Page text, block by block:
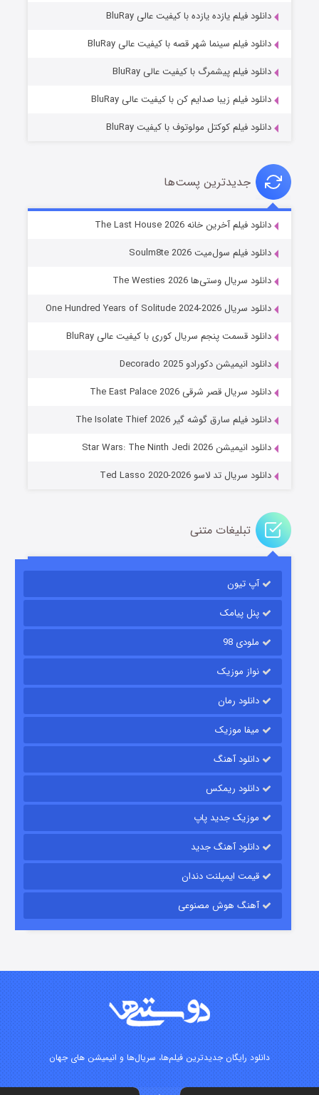
خاندان اژدها فصل ۳
جادوگری در مغولستان
قسمت۱۴ (زیرنویس) منتشر شد
رویایی برای تو
قسمت
قسمت۲ (دوبله) منتشر شد
دانلود فیلم یازده یازده با کیفیت عالی BluRay
دانلود فیلم سینما شهر قصه با کیفیت عالی BluRay
دانلود فیلم پیشمرگ با کیفیت عالی BluRay
دانلود فیلم زیبا صدایم کن با کیفیت عالی BluRay
دانلود فیلم کوکتل مولوتوف با کیفیت BluRay
جدیدترین پست‌ها
دانلود فیلم آخرین خانه The Last House 2026
دانلود فیلم سول‌میت Soulm8te 2026
دانلود سریال وستی‌ها The Westies 2026
دانلود سریال One Hundred Years of Solitude 2024-2026
دانلود قسمت پنجم سریال کوری با کیفیت عالی BluRay
دانلود انیمیشن دکورادو Decorado 2025
دانلود سریال قصر شرقی The East Palace 2026
دانلود فیلم سارق گوشه گیر The Isolate Thief 2026
دانلود انیمیشن Star Wars: The Ninth Jedi 2026
دانلود سریال تد لاسو Ted Lasso 2020-2026
تبلیغات متنی
آپ تیون
پنل پیامک
ملودی 98
نواز موزیک
دانلود رمان
میفا موزیک
دانلود آهنگ
دانلود ریمکس
موزیک جدید پاپ
دانلود آهنگ جدید
قیمت ایمپلنت دندان
آهنگ هوش مصنوعی
دانلود رایگان جدیدترین فیلم‌ها، سریال‌ها و انیمیشن های جهان